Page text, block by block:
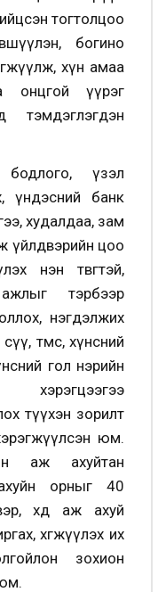
тогтолцоо
богино
хүн амаа
онцгой үүрэг
тэмдэглэгдэн
үзэл
үндэсний банк
худалдаа, зам
үйлдвэрийн цоо
нэн төвөгтэй,
тэрбээр
нэгдэлжих
сүү, төмс, хүнсний
гол нэрийн
хэрэгцээгээ
түүхэн зорилт
юм.
аж ахуйтан
орныг 40
хөдөө аж ахуй
хөгжүүлэх их
зохион